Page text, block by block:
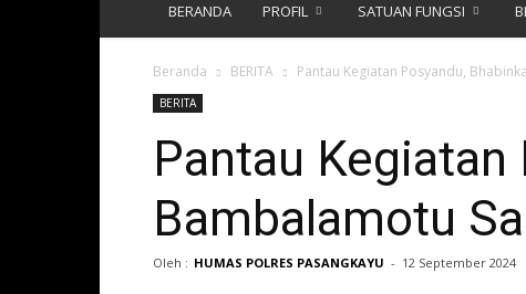
BERANDA PROFIL SATUAN FUNGSI
Beranda BERITA Pantau Kegiatan Posyandu,
BERITA
Pantau
Bambalamotu
Oleh : HUMAS POLRES PASANGKAYU - 12 September 2024